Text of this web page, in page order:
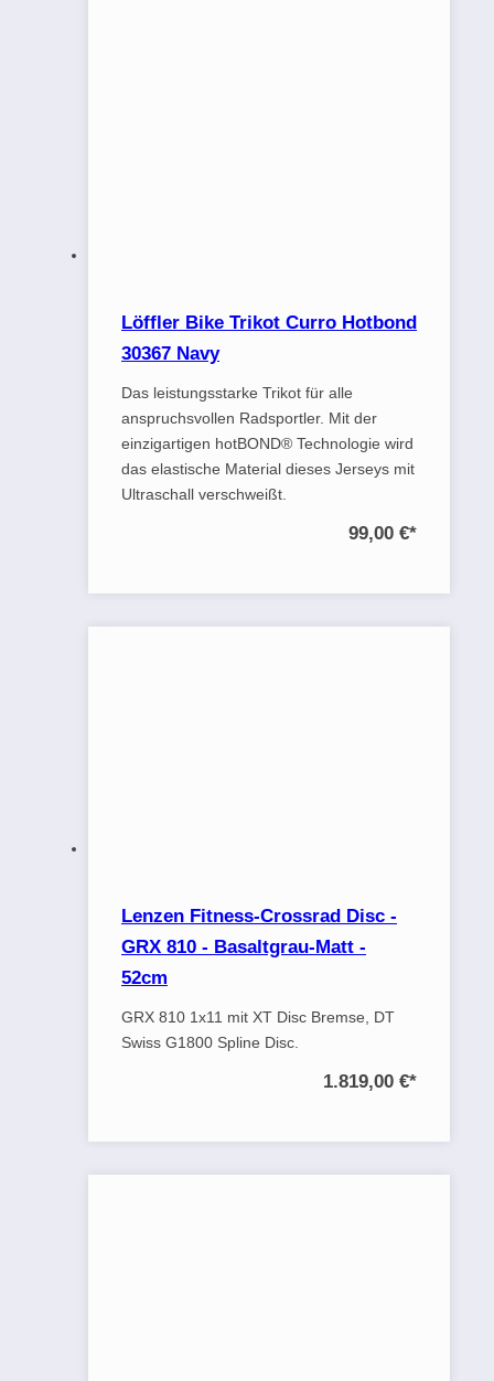
Löffler Bike Trikot Curro Hotbond
30367 Navy
Das leistungsstarke Trikot für alle
anspruchsvollen Radsportler. Mit der
einzigartigen hotBOND® Technologie wird
das elastische Material dieses Jerseys mit
Ultraschall verschweißt.
99,00 €*
Lenzen Fitness-Crossrad Disc -
GRX 810 - Basaltgrau-Matt -
52cm
GRX 810 1x11 mit XT Disc Bremse, DT
Swiss G1800 Spline Disc.
1.819,00 €*